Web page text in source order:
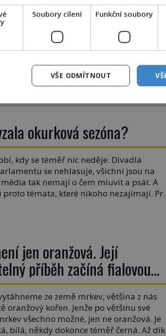
Email
DALŠÍ ČLÁNEK
Ikony metropolí:
mosty na světě
okurková sezóna?
kdy se téměř nic neděje. Divadla
se nehlasuje, všichni jsou na
tak nemají o čem mluvit a psát. A
proto témata, které nikoho nezajímají.
jen oranžová. Její
příběh začíná fialovou
ze země mrkev, většina z nás
oranžový kořen. Jenže po většinu své
všechno možné, jen ne oranžová. Je
bílá, někdy dokonce téměř černá. Až
Soubory cílení Funkční soubory
VŠE ODMÍTNOUT